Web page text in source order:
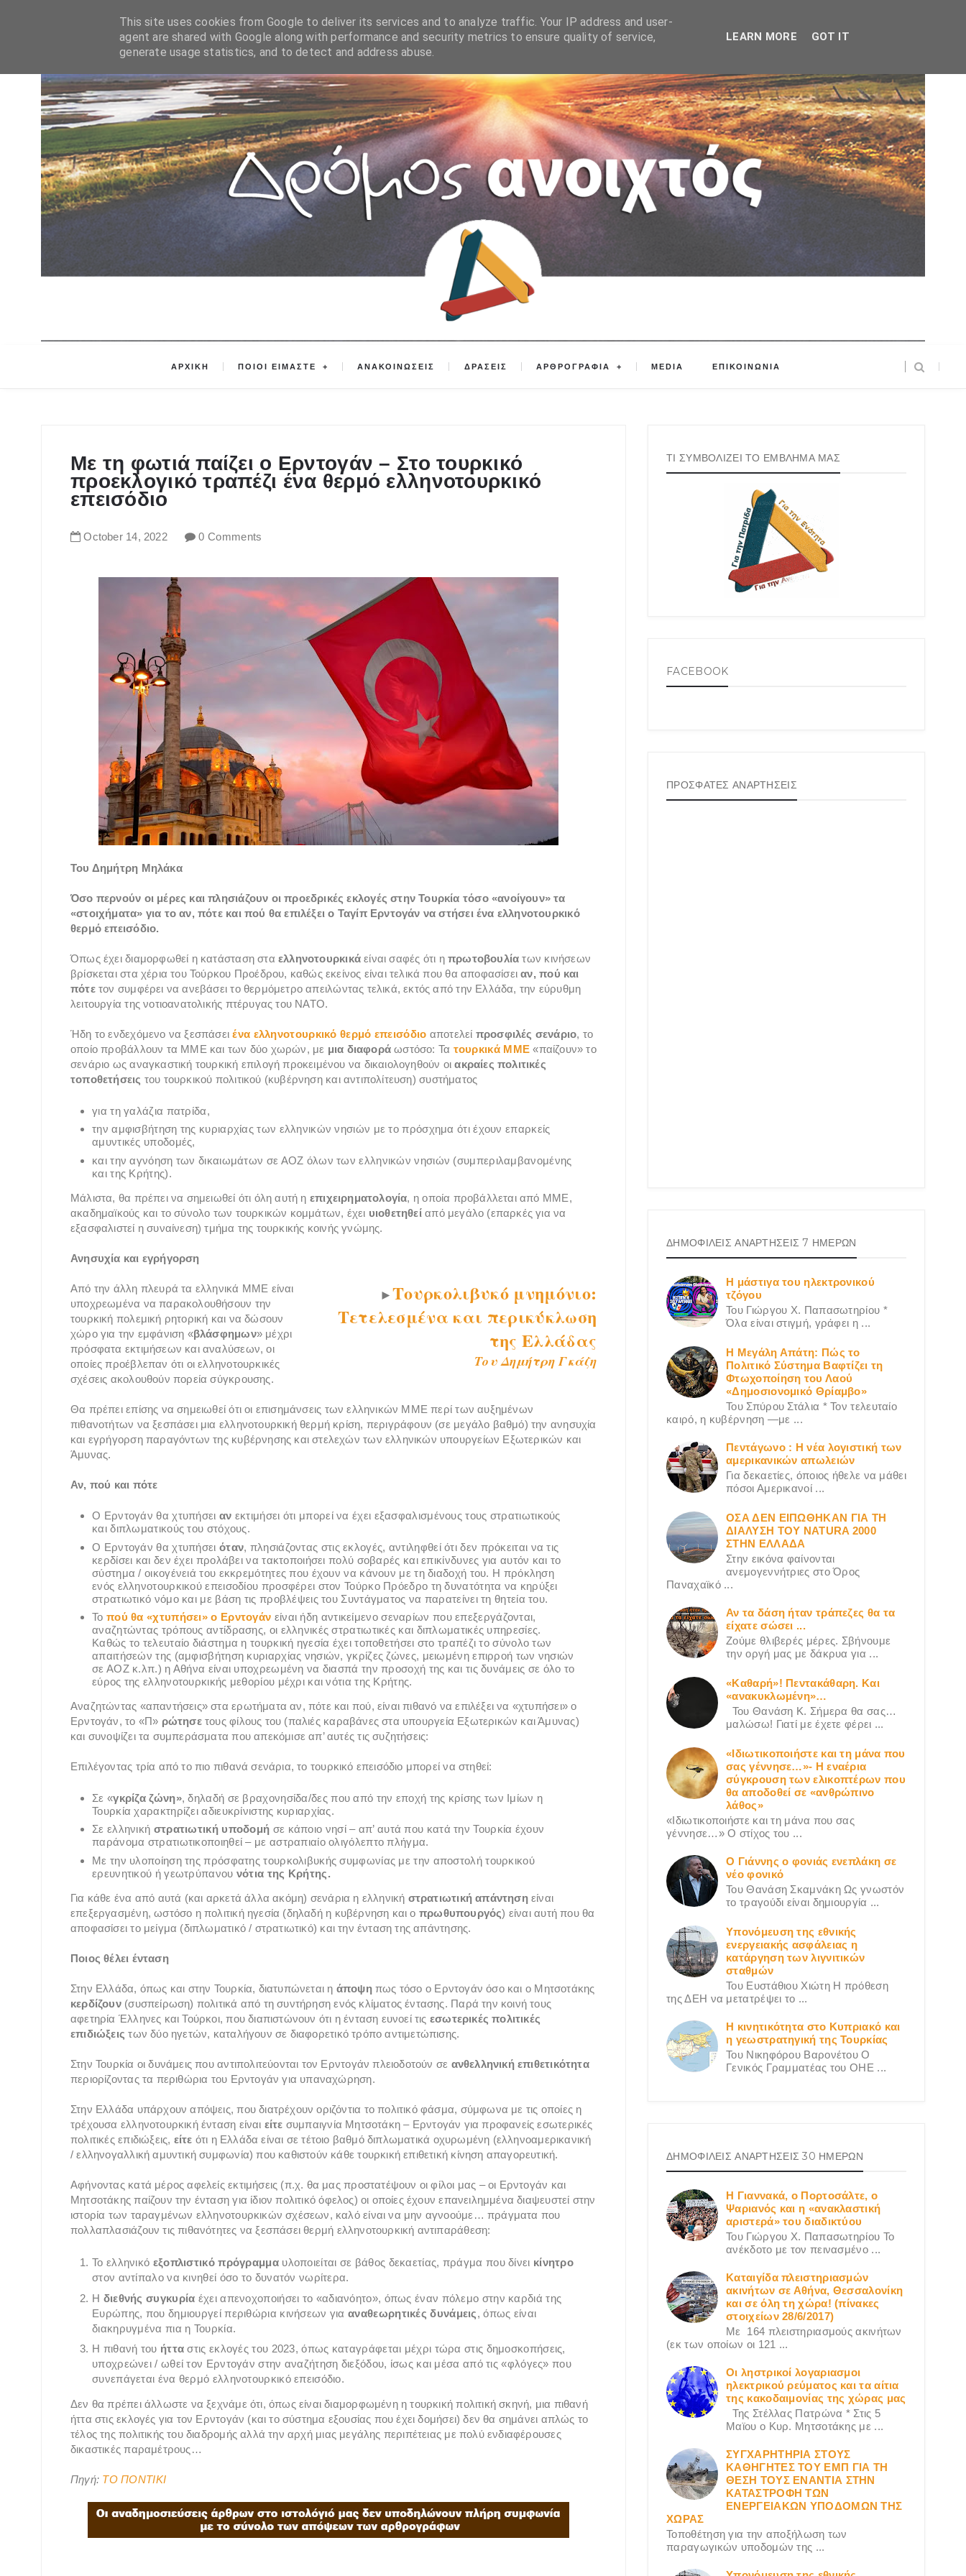
ΑΡΧΙΚΗ ΠΟΙΟΙ ΕΙΜΑΣΤΕ ΑΝΑΚΟΙΝΩΣΕΙΣ ΔΡΑΣΕΙΣ ΑΡΘΡΟΓΡΑΦΙΑ MEDIA ΕΠΙΚΟΙΝΩΝΙΑ
Με τη φωτιά παίζει ο Ερντογάν – Στο τουρκικό
προεκλογικό τραπέζι ένα θερμό ελληνοτουρκικό
επεισόδιο
October 14, 2022 0 Comments
Του Δημήτρη Μηλάκα
Όσο περνούν οι μέρες και πλησιάζουν οι προεδρικές εκλογές στην Τουρκία τόσο «ανοίγουν» τα
«στοιχήματα» για το αν, πότε και πού θα επιλέξει ο Ταγίπ Ερντογάν να στήσει ένα ελληνοτουρκικό
θερμό επεισόδιο.
Όπως έχει διαμορφωθεί η κατάσταση στα ελληνοτουρκικάείναι σαφές ότι η πρωτοβουλία των κινήσεων
βρίσκεται στα χέρια του Τούρκου Προέδρου, καθώς εκείνος είναι τελικά που θα αποφασίσειαν, πού και
πότετον συμφέρει να ανεβάσει το θερμόμετρο απειλώντας τελικά, εκτός από την Ελλάδα, την εύρυθμη
λειτουργία της νοτιοανατολικής πτέρυγας του ΝΑΤΟ.
Ήδη το ενδεχόμενο να ξεσπάσει ένα ελληνοτουρκικό θερμό επεισόδιο αποτελεί προσφιλές σενάριο, το
οποίο προβάλλουν τα ΜΜΕ και των δύο χωρών, με μια διαφοράωστόσο: Τα τουρκικά ΜΜΕ «παίζουν» το
σενάριο ως αναγκαστική τουρκική επιλογή προκειμένου να δικαιολογηθούν οιακραίες πολιτικές
τοποθετήσεις του τουρκικού πολιτικού (κυβέρνηση και αντιπολίτευση) συστήματος
για τη γαλάζια πατρίδα,
την αμφισβήτηση της κυριαρχίας των ελληνικών νησιών με το πρόσχημα ότι έχουν επαρκείς
αμυντικές υποδομές,
και την αγνόηση των δικαιωμάτων σε ΑΟΖ όλων των ελληνικών νησιών (συμπεριλαμβανομένης
και της Κρήτης).
Μάλιστα, θα πρέπει να σημειωθεί ότι όλη αυτή η επιχειρηματολογία, η οποία προβάλλεται από ΜΜΕ,
ακαδημαϊκούς και το σύνολο των τουρκικών κομμάτων, έχει υιοθετηθείαπό μεγάλο (επαρκές για να
εξασφαλιστεί η συναίνεση) τμήμα της τουρκικής κοινής γνώμης.
Ανησυχία και εγρήγορση
►Τουρκολιβυκό μνημόνιο:
Τετελεσμένα και περικύκλωση
της Ελλάδας
Του Δημήτρη Γκάζη
Από την άλλη πλευρά τα ελληνικά ΜΜΕ είναι
υποχρεωμένα να παρακολουθήσουν την
τουρκική πολεμική ρητορική και να δώσουν
χώρο για την εμφάνιση «βλάσφημων» μέχρι
πρόσφατα εκτιμήσεων και αναλύσεων, οι
οποίες προέβλεπαν ότι οι ελληνοτουρκικές
σχέσεις ακολουθούν πορεία σύγκρουσης.
Θα πρέπει επίσης να σημειωθεί ότι οι επισημάνσεις των ελληνικών ΜΜΕ περί των αυξημένων
πιθανοτήτων να ξεσπάσει μια ελληνοτουρκική θερμή κρίση, περιγράφουν (σε μεγάλο βαθμό) την ανησυχία
και εγρήγορση παραγόντων της κυβέρνησης και στελεχών των ελληνικών υπουργείων Εξωτερικών και
Άμυνας.
Αν, πού και πότε
Ο Ερντογάν θα χτυπήσει αν εκτιμήσει ότι μπορεί να έχει εξασφαλισμένους τους στρατιωτικούς
και διπλωματικούς του στόχους.
Ο Ερντογάν θα χτυπήσει όταν, πλησιάζοντας στις εκλογές, αντιληφθεί ότι δεν πρόκειται να τις
κερδίσει και δεν έχει προλάβει να τακτοποιήσει πολύ σοβαρές και επικίνδυνες για αυτόν και το
σύστημα / οικογένειά του εκκρεμότητες που έχουν να κάνουν με τη διαδοχή του. Η πρόκληση
ενός ελληνοτουρκικού επεισοδίου προσφέρει στον Τούρκο Πρόεδρο τη δυνατότητα να κηρύξει
στρατιωτικό νόμο και με βάση τις προβλέψεις του Συντάγματος να παρατείνει τη θητεία του.
Το πού θα «χτυπήσει» ο Ερντογάν είναι ήδη αντικείμενο σεναρίων που επεξεργάζονται,
αναζητώντας τρόπους αντίδρασης, οι ελληνικές στρατιωτικές και διπλωματικές υπηρεσίες.
Καθώς το τελευταίο διάστημα η τουρκική ηγεσία έχει τοποθετήσει στο τραπέζι το σύνολο των
απαιτήσεών της (αμφισβήτηση κυριαρχίας νησιών, γκρίζες ζώνες, μειωμένη επιρροή των νησιών
σε ΑΟΖ κ.λπ.) η Αθήνα είναι υποχρεωμένη να διασπά την προσοχή της και τις δυνάμεις σε όλο το
εύρος της ελληνοτουρκικής μεθορίου μέχρι και νότια της Κρήτης.
Αναζητώντας «απαντήσεις» στα ερωτήματα αν, πότε και πού, είναι πιθανό να επιλέξει να «χτυπήσει» ο
Ερντογάν, το «Π» ρώτησετους φίλους του (παλιές καραβάνες στα υπουργεία Εξωτερικών και Άμυνας)
και συνοψίζει τα συμπεράσματα που απεκόμισε απ’ αυτές τις συζητήσεις:
Επιλέγοντας τρία από το πιο πιθανά σενάρια, το τουρκικό επεισόδιο μπορεί να στηθεί:
Σε «γκρίζα ζώνη», δηλαδή σε βραχονησίδα/δες που από την εποχή της κρίσης των Ιμίων η
Τουρκία χαρακτηρίζει αδιευκρίνιστης κυριαρχίας.
Σε ελληνική στρατιωτική υποδομή σε κάποιο νησί – απ’ αυτά που κατά την Τουρκία έχουν
παράνομα στρατιωτικοποιηθεί – με αστραπιαίο ολιγόλεπτο πλήγμα.
Με την υλοποίηση της πρόσφατης τουρκολιβυκής συμφωνίας με την αποστολή τουρκικού
ερευνητικού ή γεωτρύπανου νότια της Κρήτης.
Για κάθε ένα από αυτά (και αρκετά άλλα ακόμη) σενάρια η ελληνική στρατιωτική απάντησηείναι
επεξεργασμένη, ωστόσο η πολιτική ηγεσία (δηλαδή η κυβέρνηση και ο πρωθυπουργός) είναι αυτή που θα
αποφασίσει το μείγμα (διπλωματικό / στρατιωτικό) και την ένταση της απάντησης.
Ποιος θέλει ένταση
Στην Ελλάδα, όπως και στην Τουρκία, διατυπώνεται η άποψηπως τόσο ο Ερντογάν όσο και ο Μητσοτάκης
κερδίζουν(συσπείρωση) πολιτικά από τη συντήρηση ενός κλίματος έντασης. Παρά την κοινή τους
αφετηρία Έλληνες και Τούρκοι, που διαπιστώνουν ότι η ένταση ευνοεί τις εσωτερικές πολιτικές
επιδιώξειςτων δύο ηγετών, καταλήγουν σε διαφορετικό τρόπο αντιμετώπισης.
Στην Τουρκία οι δυνάμεις που αντιπολιτεύονται τον Ερντογάν πλειοδοτούν σε ανθελληνική επιθετικότητα
περιορίζοντας τα περιθώρια του Ερντογάν για υπαναχώρηση.
Στην Ελλάδα υπάρχουν απόψεις, που διατρέχουν οριζόντια το πολιτικό φάσμα, σύμφωνα με τις οποίες η
τρέχουσα ελληνοτουρκική ένταση είναι είτε συμπαιγνία Μητσοτάκη – Ερντογάν για προφανείς εσωτερικές
πολιτικές επιδιώξεις, είτε ότι η Ελλάδα είναι σε τέτοιο βαθμό διπλωματικά οχυρωμένη (ελληνοαμερικανική
/ ελληνογαλλική αμυντική συμφωνία) που καθιστούν κάθε τουρκική επιθετική κίνηση απαγορευτική.
Αφήνοντας κατά μέρος αφελείς εκτιμήσεις (π.χ. θα μας προστατέψουν οι φίλοι μας – οι Ερντογάν και
Μητσοτάκης παίζουν την ένταση για ίδιον πολιτικό όφελος) οι οποίες έχουν επανειλημμένα διαψευστεί στην
ιστορία των ταραγμένων ελληνοτουρκικών σχέσεων, καλό είναι να μην αγνοούμε… πράγματα που
πολλαπλασιάζουν τις πιθανότητες να ξεσπάσει θερμή ελληνοτουρκική αντιπαράθεση:
Το ελληνικό εξοπλιστικό πρόγραμμαυλοποιείται σε βάθος δεκαετίας, πράγμα που δίνει κίνητρο
στον αντίπαλο να κινηθεί όσο το δυνατόν νωρίτερα.
Η διεθνής συγκυρία έχει απενοχοποιήσει το «αδιανόητο», όπως έναν πόλεμο στην καρδιά της
Ευρώπης, που δημιουργεί περιθώρια κινήσεων γιααναθεωρητικές δυνάμεις, όπως είναι
διακηρυγμένα πια η Τουρκία.
Η πιθανή του ήττα στις εκλογές του 2023, όπως καταγράφεται μέχρι τώρα στις δημοσκοπήσεις,
υποχρεώνει / ωθεί τον Ερντογάν στην αναζήτηση διεξόδου, ίσως και μέσα από τις «φλόγες» που
συνεπάγεται ένα θερμό ελληνοτουρκικό επεισόδιο.
Δεν θα πρέπει άλλωστε να ξεχνάμε ότι, όπως είναι διαμορφωμένη η τουρκική πολιτική σκηνή, μια πιθανή
ήττα στις εκλογές για τον Ερντογάν (και το σύστημα εξουσίας που έχει δομήσει) δεν θα σημάνει απλώς το
τέλος της πολιτικής του διαδρομής αλλά την αρχή μιας μεγάλης περιπέτειας με πολύ ενδιαφέρουσες
δικαστικές παραμέτρους…
Πηγή: ΤΟ ΠΟΝΤΙΚΙ
ΤΙ ΣΥΜΒΟΛΙΖΕΙ ΤΟ ΕΜΒΛΗΜΑ ΜΑΣ
FACEBOOK
ΠΡΟΣΦΑΤΕΣ ΑΝΑΡΤΗΣΕΙΣ
ΔΗΜΟΦΙΛΕΙΣ ΑΝΑΡΤΗΣΕΙΣ 7 ΗΜΕΡΩΝ
Η μάστιγα του ηλεκτρονικού
τζόγου
Του Γιώργου X. Παπασωτηρίου *
Όλα είναι στιγμή, γράφει η ...
Η Μεγάλη Απάτη: Πώς το
Πολιτικό Σύστημα Βαφτίζει τη
Φτωχοποίηση του Λαού
«Δημοσιονομικό Θρίαμβο»
Του Σπύρου Στάλια * Τον τελευταίο
καιρό, η κυβέρνηση —με ...
Πεντάγωνο : Η νέα λογιστική των
αμερικανικών απωλειών
Για δεκαετίες, όποιος ήθελε να μάθει
πόσοι Αμερικανοί ...
ΟΣΑ ΔΕN ΕΙΠΩΘΗΚΑΝ ΓΙΑ ΤΗ
ΔΙΑΛΥΣΗ ΤΟΥ NATURA 2000
ΣΤΗΝ ΕΛΛΑΔΑ
Στην εικόνα φαίνονται
ανεμογεννήτριες στο Όρος
Παναχαϊκό ...
Αν τα δάση ήταν τράπεζες θα τα
είχατε σώσει ...
Ζούμε θλιβερές μέρες. Σβήνουμε
την οργή μας με δάκρυα για ...
«Καθαρή»! Πεντακάθαρη. Και
«ανακυκλωμένη»…
Του Θανάση Κ. Σήμερα θα σας…
μαλώσω! Γιατί με έχετε φέρει ...
«Ιδιωτικοποιήστε και τη μάνα που
σας γέννησε…»- Η εναέρια
σύγκρουση των ελικοπτέρων που
θα αποδοθεί σε «ανθρώπινο
λάθος»
«Ιδιωτικοποιήστε και τη μάνα που σας
γέννησε…» Ο στίχος του ...
Ο Γιάννης ο φονιάς ενεπλάκη σε
νέο φονικό
Του Θανάση Σκαμνάκη Ως γνωστόν
το τραγούδι είναι δημιουργία ...
Υπονόμευση της εθνικής
ενεργειακής ασφάλειας η
κατάργηση των λιγνιτικών
σταθμών
Του Ευστάθιου Χιώτη Η πρόθεση
της ΔΕΗ να μετατρέψει το ...
Η κινητικότητα στο Κυπριακό και
η γεωστρατηγική της Τουρκίας
Του Νικηφόρου Βαρονέτου Ο
Γενικός Γραμματέας του ΟΗΕ ...
ΔΗΜΟΦΙΛΕΙΣ ΑΝΑΡΤΗΣΕΙΣ 30 ΗΜΕΡΩΝ
Η Γιαννακά, ο Πορτοσάλτε, ο
Ψαριανός και η «ανακλαστική
αριστερά» του διαδικτύου
Του Γιώργου X. Παπασωτηρίου Το
ανέκδοτο με τον πεινασμένο ...
Καταιγίδα πλειστηριασμών
ακινήτων σε Αθήνα, Θεσσαλονίκη
και σε όλη τη χώρα! (πίνακες
στοιχείων 28/6/2017)
Με 164 πλειστηριασμούς ακινήτων
(εκ των οποίων οι 121 ...
Οι ληστρικοί λογαριασμοι
ηλεκτρικού ρεύματος και τα αίτια
της κακοδαιμονίας της χώρας μας
Της Στέλλας Πατρώνα * Στις 5
Μαϊου ο Κυρ. Μητσοτάκης με ...
ΣΥΓΧΑΡΗΤΗΡΙΑ ΣΤΟΥΣ
ΚΑΘΗΓΗΤΕΣ ΤΟΥ ΕΜΠ ΓΙΑ ΤΗ
ΘΕΣΗ ΤΟΥΣ ΕΝΑΝΤΙΑ ΣΤΗΝ
ΚΑΤΑΣΤΡΟΦΗ ΤΩΝ
ΕΝΕΡΓΕΙΑΚΩΝ ΥΠΟΔΟΜΩΝ ΤΗΣ
ΧΩΡΑΣ
Τοποθέτηση για την αποξήλωση των
παραγωγικών υποδομών της ...
This site uses cookies from Google to deliver its services and to analyze traffic. Your IP address and user-
agent are shared with Google along with performance and security metrics to ensure quality of service,
generate usage statistics, and to detect and address abuse.
LEARN MORE GOT IT